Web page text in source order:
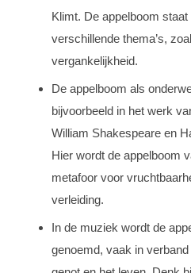
Klimt. De appelboom
verschillende thema’s,
vergankelijkheid.
De appelboom als
bijvoorbeeld in het werk
William Shakespeare en
Hier wordt de appelboom
metafoor voor
verleiding.
In de muziek wordt de
genoemd, vaak in